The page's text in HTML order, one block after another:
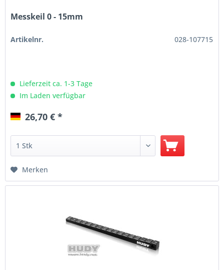
Messkeil 0 - 15mm
Artikelnr. 028-107715
Lieferzeit ca. 1-3 Tage
Im Laden verfügbar
26,70 € *
Merken